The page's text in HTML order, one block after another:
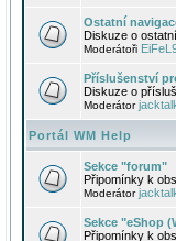
Ostatní
Diskuze o
Moderátoři
Příslušenství
Diskuze o
Moderátor
Portál WM Help
Sekce "forum"
Připomínky k
Moderátor
Sekce "eShop
Připomínky k